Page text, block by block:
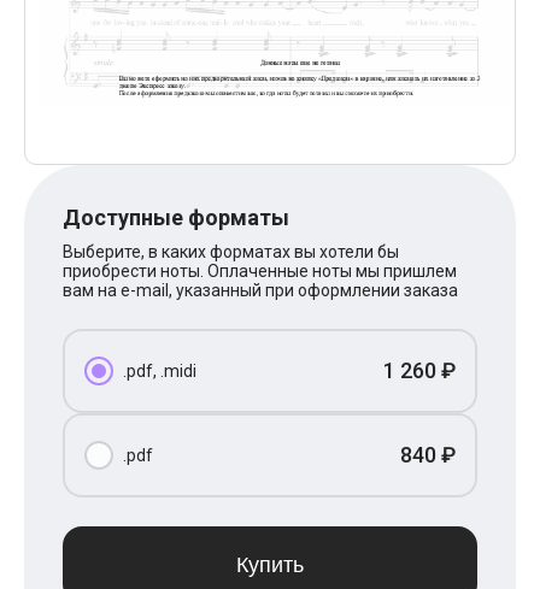
XOLIDAYBOY
Ваня Дмитриенко
Анна Герман
Полина Гагарина
HammAli
Billie Eilish
Макс Корж
Алена Швец
Руки Вверх
Мария Чайковская
Доступные форматы
Выберите, в каких форматах вы хотели бы
приобрести ноты. Оплаченные ноты мы пришлем
вам на e-mail, указанный при оформлении заказа
.pdf, .midi 1 260 ₽
.pdf 840 ₽
Купить